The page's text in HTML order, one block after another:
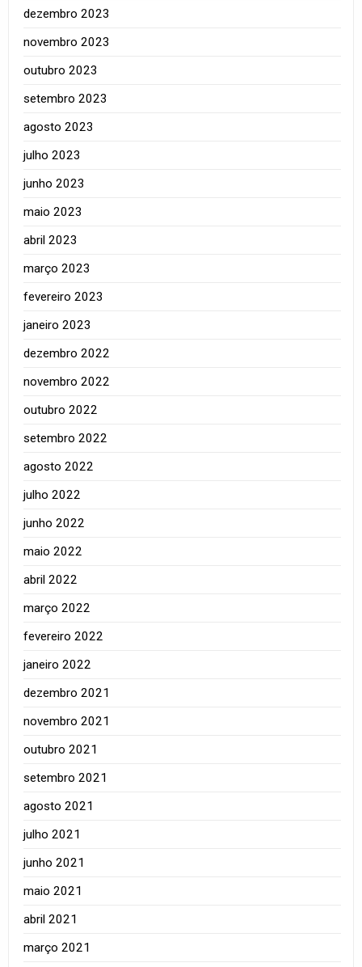
dezembro 2023
novembro 2023
outubro 2023
setembro 2023
agosto 2023
julho 2023
junho 2023
maio 2023
abril 2023
março 2023
fevereiro 2023
janeiro 2023
dezembro 2022
novembro 2022
outubro 2022
setembro 2022
agosto 2022
julho 2022
junho 2022
maio 2022
abril 2022
março 2022
fevereiro 2022
janeiro 2022
dezembro 2021
novembro 2021
outubro 2021
setembro 2021
agosto 2021
julho 2021
junho 2021
maio 2021
abril 2021
março 2021